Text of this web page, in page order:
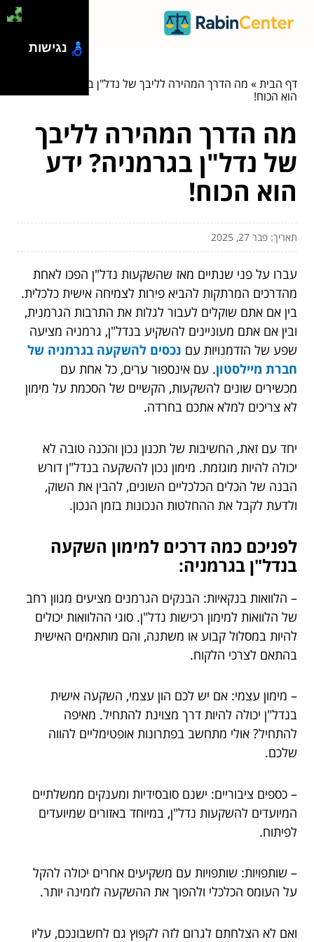
דף הבית» מה הדרך המהירה לליבך של נדל"ן בגרמניה? ידע
הוא הכוח!
מה הדרך המהירה לליבך
של נדל"ן בגרמניה? ידע
הוא הכוח!
תאריך: פבר 27, 2025
עברו על פני שנתיים מאז שהשקעות נדל"ן הפכו לאחת
מהדרכים המרתקות להביא פירות לצמיחה אישית כלכלית.
בין אם אתם שוקלים לעבור לגלות את התרבות הגרמנית,
ובין אם אתם מעוניינים להשקיע בנדל"ן, גרמניה מציעה
שפע של הזדמנויות עם נכסים להשקעה בגרמניה של
חברת מיילסטון. עם אינספור ערים, כל אחת עם
מכשירים שונים להשקעות, הקשיים של הסכמת על מימון
לא צריכים למלא אתכם בחרדה.
יחד עם זאת, החשיבות של תכנון נכון והכנה טובה לא
יכולה להיות מוגזמת. מימון נכון להשקעה בנדל"ן דורש
הבנה של הכלים הכלכליים השונים, להבין את השוק,
ולדעת לקבל את ההחלטות הנכונות בזמן הנכון.
לפניכם כמה דרכים למימון השקעה
בנדל"ן בגרמניה:
– הלוואות בנקאיות: הבנקים הגרמנים מציעים מגוון רחב
של הלוואות למימון רכישות נדל"ן. סוגי ההלוואות יכולים
להיות במסלול קבוע או משתנה, והם מותאמים האישית
בהתאם לצרכי הלקוח.
– מימון עצמי: אם יש לכם הון עצמי, השקעה אישית
בנדל"ן יכולה להיות דרך מצוינת להתחיל. מאיפה
להתחיל? אולי מתחשב בפתרונות אופטימליים להווה
שלכם.
– כספים ציבוריים: ישנם סובסידיות ומענקים ממשלתיים
המיועדים להשקעות נדל"ן, במיוחד באזורים שמיועדים
לפיתוח.
– שותפויות: שותפויות עם משקיעים אחרים יכולה להקל
על העומס הכלכלי ולהפוך את ההשקעה לזמינה יותר.
ואם לא הצלחתם לגרום לזה לקפוץ גם לחשבונכם, עליו
נגישות